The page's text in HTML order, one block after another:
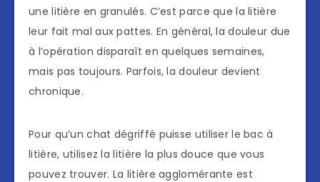
une litière en granulés. C’est parce que la litière
leur fait mal aux pattes. En général, la douleur due
à l’opération disparaît en quelques semaines,
mais pas toujours. Parfois, la douleur devient
chronique.
Pour qu’un chat dégriffé puisse utiliser le bac à
litière, utilisez la litière la plus douce que vous
pouvez trouver. La litière agglomérante est